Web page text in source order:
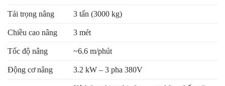
Tải trọng nâng 3 tấn (3000 kg)
Chiều cao nâng 3 mét
Tốc độ nâng ~6.6 m/phút
Động cơ nâng 3.2 kW – 3 pha 380V